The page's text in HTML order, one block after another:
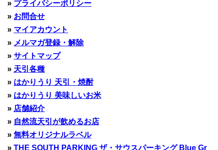
» プライバシーポリシー
» お問合せ
» マイアカウント
» メルマガ登録・解除
» サイトマップ
» 天引各種
» はかりうり 天引・焼酎
» はかりうり 美味しいお米
» 店舗紹介
» 自然流天引が飲めるお店
» 無料オリジナルラベル
» THE SOUTH PARKING ザ・サウスパーキング Blue Gr